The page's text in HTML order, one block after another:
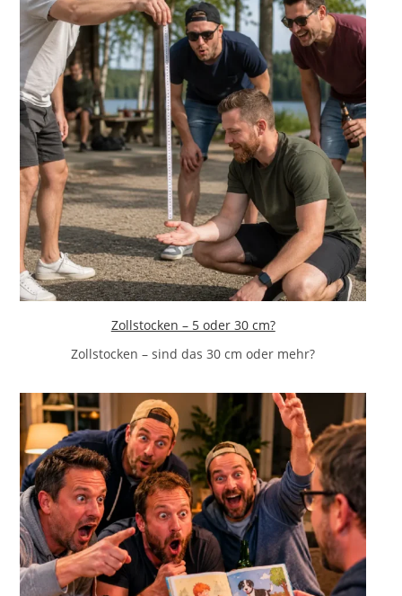
Zollstocken – 5 oder 30 cm?
Zollstocken – sind das 30 cm oder mehr?